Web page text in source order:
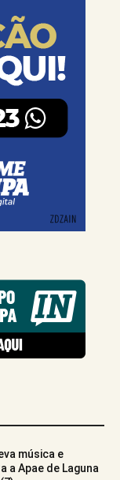
música e
a Apae de Laguna